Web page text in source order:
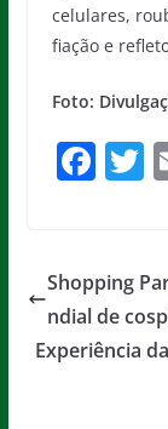
celulares,
fiação e
Foto:
F
e
b
o
T
Shopping
ndial de
Experiência